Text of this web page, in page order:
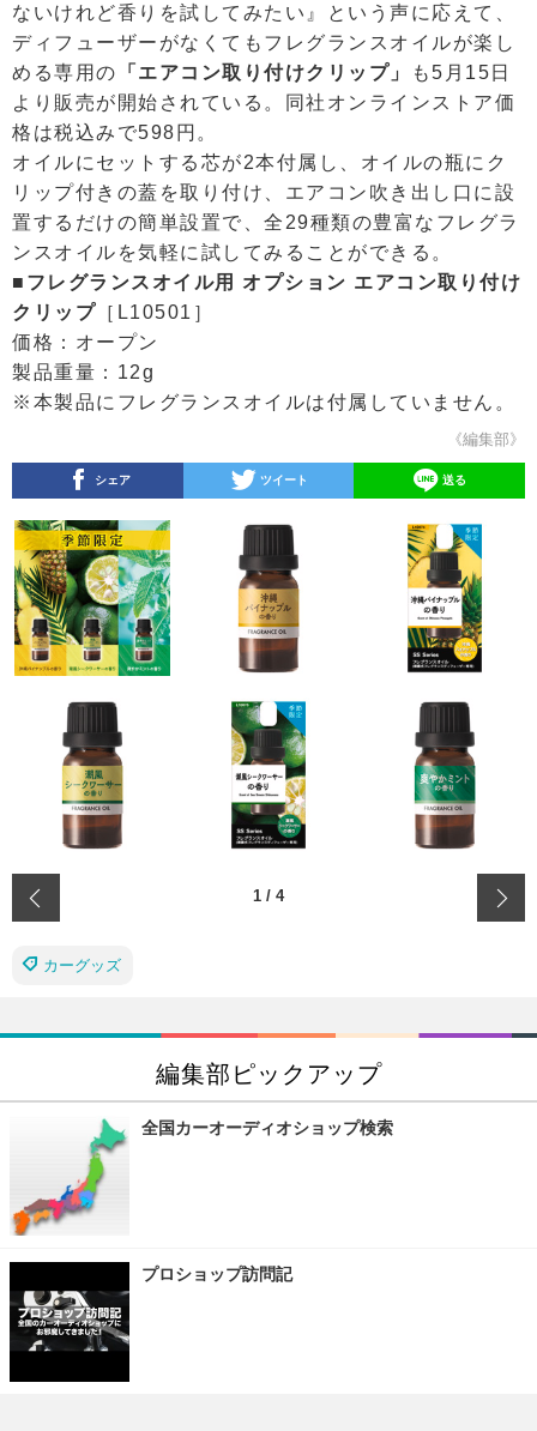
ないけれど香りを試してみたい』という声に応えて、
ディフューザーがなくてもフレグランスオイルが楽し
める専用の 「エアコン取り付けクリップ」
も5月15日
より販売が開始されている。同社オンラインストア価
格は税込みで598円。
オイルにセットする芯が2本付属し、オイルの瓶にク
リップ付きの蓋を取り付け、エアコン吹き出し口に設
置するだけの簡単設置で、全29種類の豊富なフレグラ
ンスオイルを気軽に試してみることができる。
■フレグランスオイル用 オプション エアコン取り付け
クリップ ［L10501］
価格：オープン
製品重量：12g
※本製品にフレグランスオイルは付属していません。
《編集部》
シェア ツイート 送る
1 / 4
カーグッズ
編集部ピックアップ
全国カーオーディオショップ検索
プロショップ訪問記